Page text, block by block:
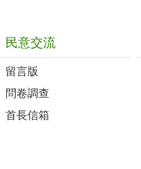
民意交流
留言版
問卷調查
首長信箱